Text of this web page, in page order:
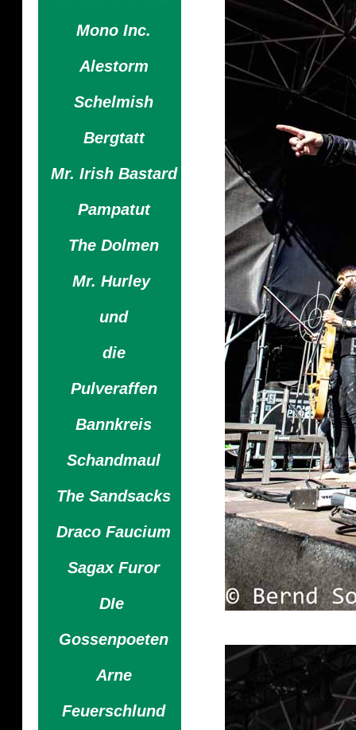
Mono Inc.
Alestorm
Schelmish
Bergtatt
Mr. Irish Bastard
Pampatut
The Dolmen
Mr. Hurley
und
die
Pulveraffen
Bannkreis
Schandmaul
The Sandsacks
Draco Faucium
Sagax Furor
DIe
Gossenpoeten
Arne
Feuerschlund